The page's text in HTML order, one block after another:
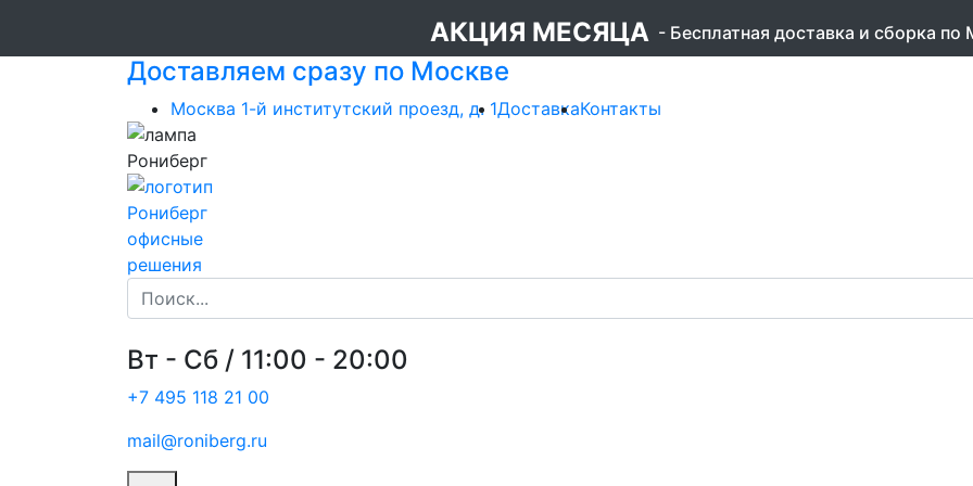
АКЦИЯ МЕСЯЦА - Бесплатная доставка и сборка по
Доставляем сразу по Москве
Москва 1-й институтский проезд, д. 1ДоставкаКонтакты
офисные
решения
Вт - Сб / 11:00 - 20:00
+7 495 118 21 00
mail@roniberg.ru